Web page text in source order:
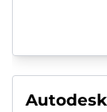
Autodesk